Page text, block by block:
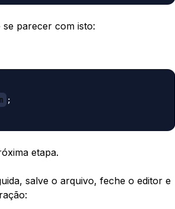
se parecer com isto:
;
etapa.
salve o arquivo, feche o editor e